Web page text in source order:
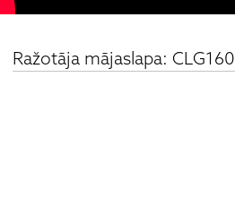
Ražotāja mājaslapa: CLG160